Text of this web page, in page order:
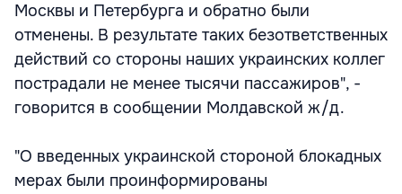
Москвы и Петербурга и обратно были
отменены. В результате таких безответственных
действий со стороны наших украинских коллег
пострадали не менее тысячи пассажиров", -
говорится в сообщении Молдавской ж/д.
"О введенных украинской стороной блокадных
мерах были проинформированы